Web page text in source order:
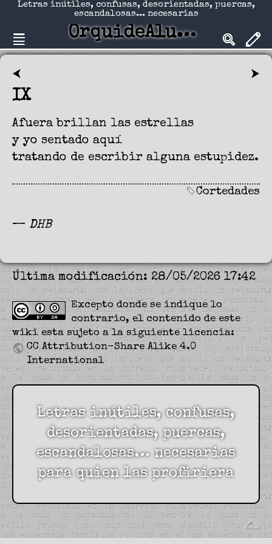
Letras inútiles, confusas, desorientadas, puercas,
escandalosas... necesarias
OrquideAlucinadA
⮜ ⮞
IX
Afuera brillan las estrellas
y yo sentado aquí
tratando de escribir alguna estupidez.
Cortedades
— DHB
Última modificación: 28/05/2026 17:42
Excepto donde se indique lo
contrario, el contenido de este
wiki esta sujeto a la siguiente licencia:
CC Attribution-Share Alike 4.0
International
Letras inútiles, confusas,
desorientadas, puercas,
escandalosas… necesarias
para quien las profiriera